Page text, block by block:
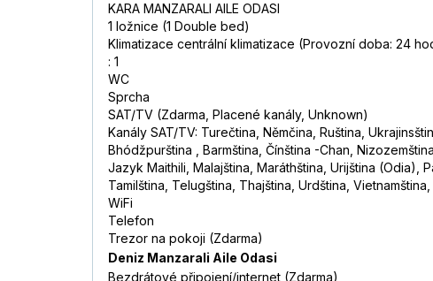
KARA MANZARALI AILE ODASI
1 ložnice (1 Double bed)
Klimatizace centrální klimatizace (Provozní doba: 24
: 1
WC
Sprcha
SAT/TV (Zdarma, Placené kanály, Unknown)
Kanály SAT/TV: Turečtina, Němčina, Ruština,
Bhódžpurština , Barmština, Čínština -Chan,
Jazyk Maithili, Malajština, Maráthština, Urijština (Odia),
Tamilština, Telugština, Thajština, Urdština,
WiFi
Telefon
Trezor na pokoji (Zdarma)
Deniz Manzarali Aile Odasi
Bezdrátové připojení/internet (Zdarma)